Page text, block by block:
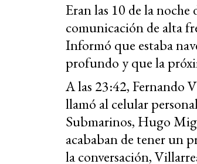
Eran las 10 de la
comunicación de alta
Informó que estaba
profundo y que la
A las 23:42, Fernando
llamó al celular
Submarinos, Hugo
acababan de tener un
la conversación,